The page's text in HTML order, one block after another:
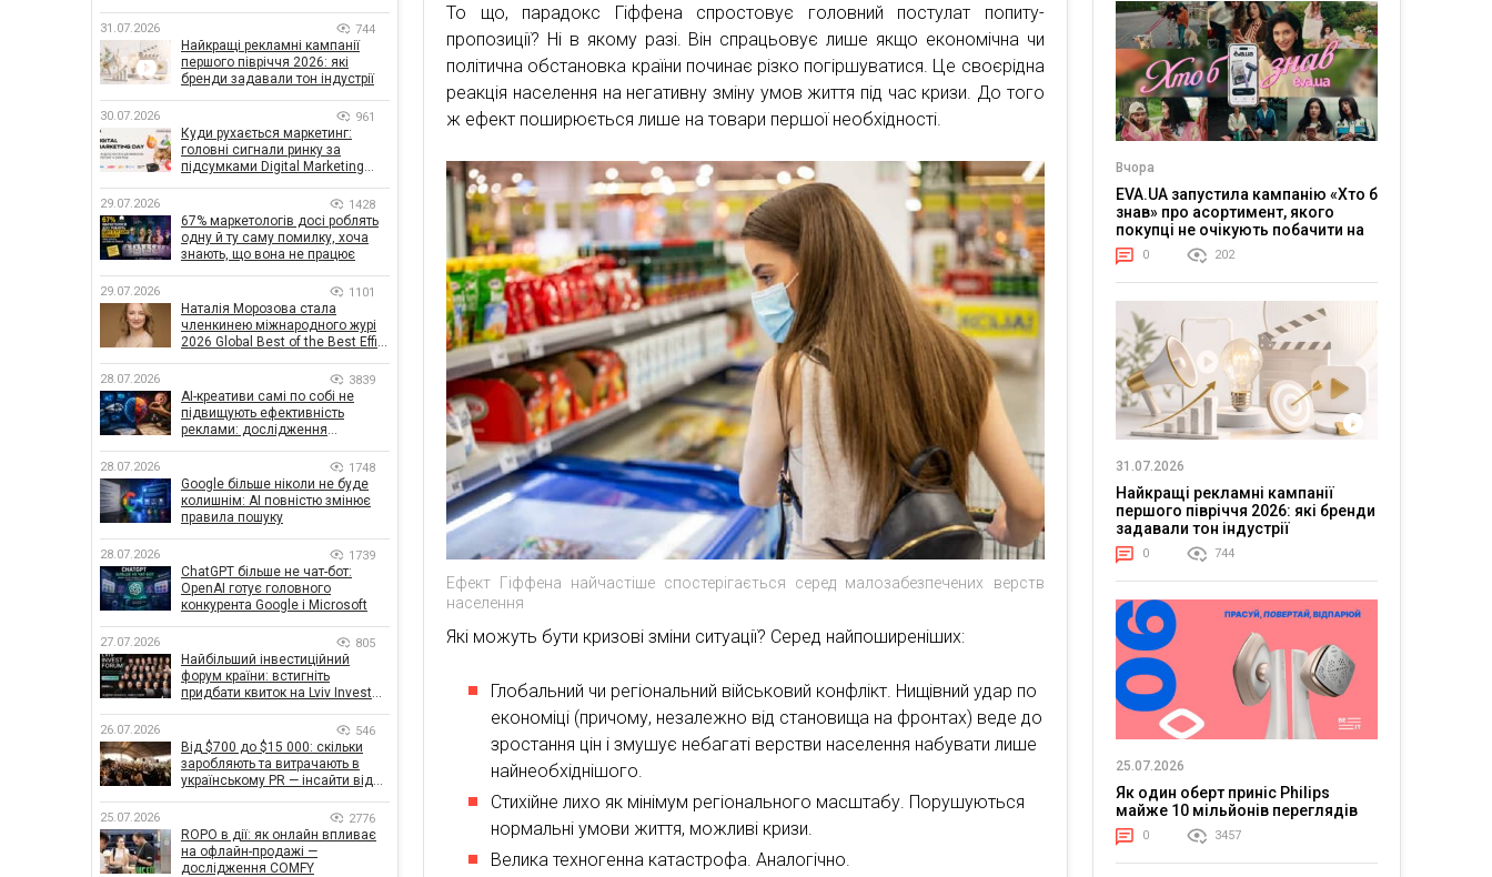
То що, парадокс Гіффена спростовує головний постулат попиту-
пропозиції? Ні в якому разі. Він спрацьовує лише якщо економічна чи
політична обстановка країни починає різко погіршуватися. Це своєрідна
реакція населення на негативну зміну умов життя під час кризи. До того
ж ефект поширюється лише на товари першої необхідності.
Ефект Гіффена найчастіше спостерігається серед малозабезпечених верств
населення
Які можуть бути кризові зміни ситуації? Серед найпоширеніших:
Глобальний чи регіональний військовий конфлікт. Нищівний удар по
економіці (причому, незалежно від становища на фронтах) веде до
зростання цін і змушує небагаті верстви населення набувати лише
найнеобхіднішого.
Стихійне лихо як мінімум регіонального масштабу. Порушуються
нормальні умови життя, можливі кризи.
Велика техногенна катастрофа. Аналогічно.
31.07.2026 744
Найкращі рекламні кампанії
першого півріччя 2026: які
бренди задавали тон індустрії
30.07.2026 961
Куди рухається маркетинг:
головні сигнали ринку за
підсумками Digital Marketing
29.07.2026 1428
67% маркетологів досі роблять
одну й ту саму помилку, хоча
знають, що вона не працює
29.07.2026 1101
Наталія Морозова стала
членкинею міжнародного журі
2026 Global Best of the Best Effie
28.07.2026 3839
AI-креативи самі по собі не
підвищують ефективність
реклами: дослідження
впливає на ефективність
кампаній
28.07.2026 1748
Google більше ніколи не буде
колишнім: AI повністю змінює
правила пошуку
28.07.2026 1739
ChatGPT більше не чат-бот:
OpenAI готує головного
конкурента Google і Microsoft
27.07.2026 805
Найбільший інвестиційний
форум країни: встигніть
придбати квиток на Lviv Invest
26.07.2026 546
Від $700 до $15 000: скільки
заробляють та витрачають в
українському PR — інсайти від
25.07.2026 2776
ROPO в дії: як онлайн впливає
на офлайн-продажі —
дослідження COMFY
Вчора
EVA.UA запустила кампанію «Хто б
знав» про асортимент, якого
покупці не очікують побачити на
платформі
0 202
31.07.2026
Найкращі рекламні кампанії
першого півріччя 2026: які бренди
задавали тон індустрії
0 744
25.07.2026
Як один оберт приніс Philips
майже 10 мільйонів переглядів
0 3457